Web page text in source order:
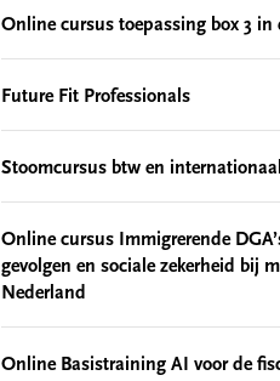
Online cursus toepassing box 3 in
Future Fit Professionals
Stoomcursus btw en
Online cursus Immigrerende
gevolgen en sociale zekerheid bij
Nederland
Online Basistraining AI voor de